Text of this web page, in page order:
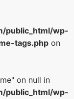
public_html/wp-
tags.php on
on null in
public_html/wp-